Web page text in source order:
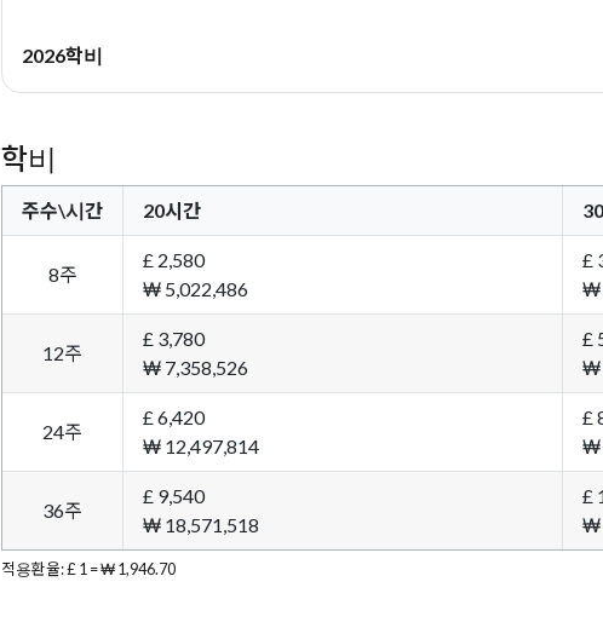
2026학비
학비
주수\시간 20시간
8주
£ 2,580
₩ 5,022,486
£
₩
12주
£ 3,780
₩ 7,358,526
£
₩
24주
£ 6,420
₩ 12,497,814
£
₩
36주
£ 9,540
₩ 18,571,518
£
₩
적용환율: £ 1 = ₩ 1,946.70